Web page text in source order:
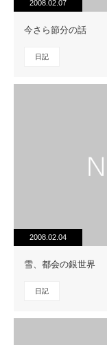
2008.02.07
今さら節分の話
日記
2008.02.04
雪、都会の銀世界
日記